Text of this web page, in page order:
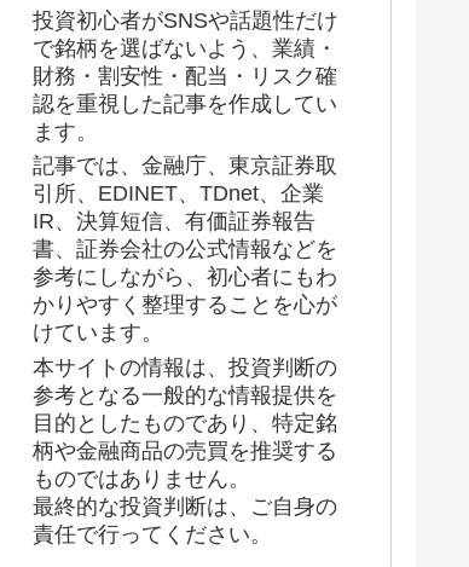
投資初心者がSNSや話題性だけ
で銘柄を選ばないよう、業績・
財務・割安性・配当・リスク確
認を重視した記事を作成してい
ます。
記事では、金融庁、東京証券取
引所、EDINET、TDnet、企業
IR、決算短信、有価証券報告
書、証券会社の公式情報などを
参考にしながら、初心者にもわ
かりやすく整理することを心が
けています。
本サイトの情報は、投資判断の
参考となる一般的な情報提供を
目的としたものであり、特定銘
柄や金融商品の売買を推奨する
ものではありません。
最終的な投資判断は、ご自身の
責任で行ってください。